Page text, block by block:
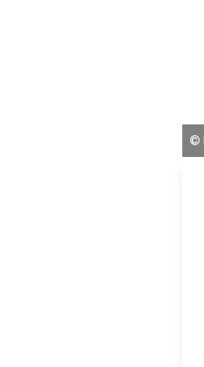
©